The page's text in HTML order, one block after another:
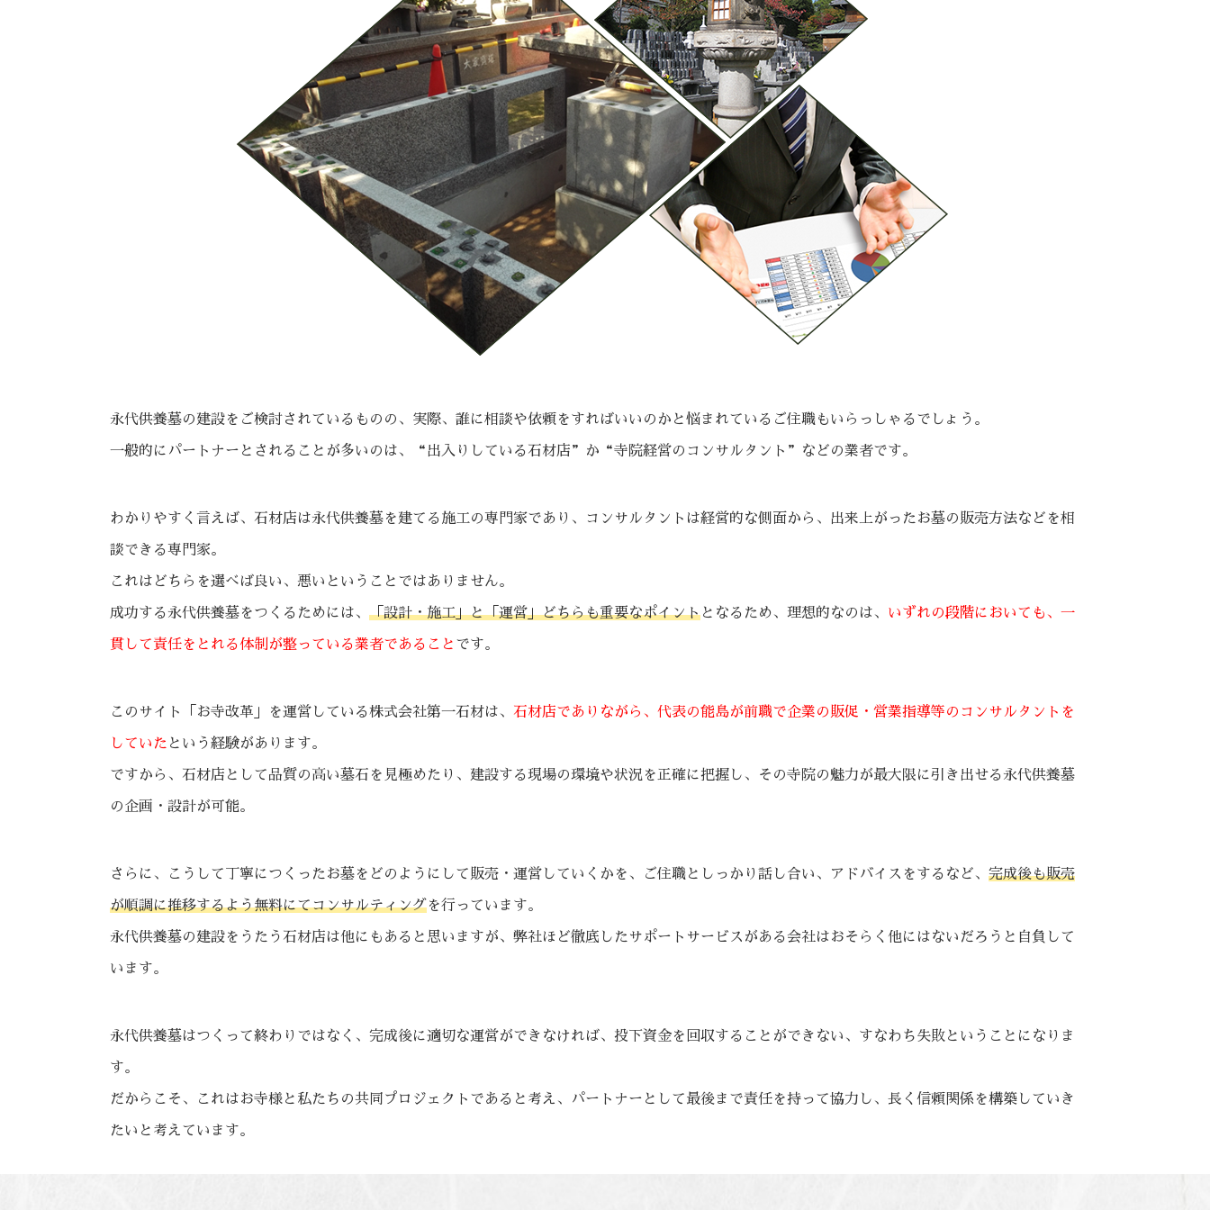
永代供養墓の建設をご検討されているものの、実際、誰に相談や依頼をすればいいのかと悩まれているご住職もいらっしゃるでしょう。
一般的にパートナーとされることが多いのは、“出入りしている石材店”か“寺院経営のコンサルタント”などの業者です。
わかりやすく言えば、石材店は永代供養墓を建てる施工の専門家であり、コンサルタントは経営的な側面から、出来上がったお墓の販売方法などを相
談できる専門家。
これはどちらを選べば良い、悪いということではありません。
成功する永代供養墓をつくるためには、 「設計・施工」と「運営」どちらも重要なポイントとなるため、理想的なのは、 いずれの段階においても、一
貫して責任をとれる体制が整っている業者であること です。
このサイト「お寺改革」を運営している株式会社第一石材は、 石材店でありながら、代表の能島が前職で企業の販促・営業指導等のコンサルタントを
していた という経験があります。
ですから、石材店として品質の高い墓石を見極めたり、建設する現場の環境や状況を正確に把握し、その寺院の魅力が最大限に引き出せる永代供養墓
の企画・設計が可能。
さらに、こうして丁寧につくったお墓をどのようにして販売・運営していくかを、ご住職としっかり話し合い、アドバイスをするなど、 完成後も販売
が順調に推移するよう無料にてコンサルティングを行っています。
永代供養墓の建設をうたう石材店は他にもあると思いますが、弊社ほど徹底したサポートサービスがある会社はおそらく他にはないだろうと自負して
います。
永代供養墓はつくって終わりではなく、完成後に適切な運営ができなければ、投下資金を回収することができない、すなわち失敗ということになりま
す。
だからこそ、これはお寺様と私たちの共同プロジェクトであると考え、パートナーとして最後まで責任を持って協力し、長く信頼関係を構築していき
たいと考えています。